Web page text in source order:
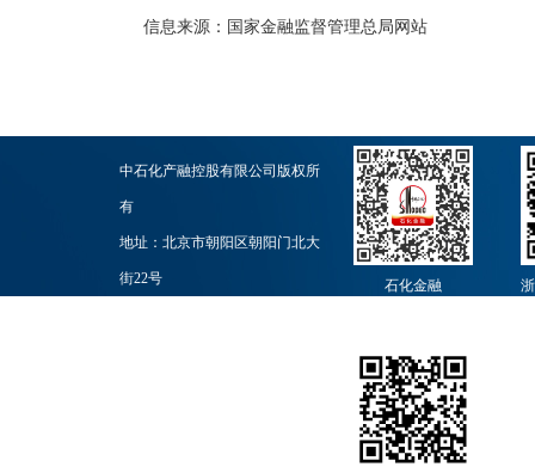
信息来源： 国家金融监督管理总局网站
中石化产融控股有限公司版权所
有
地址：北京市朝阳区朝阳门北大
街22号 石化金融